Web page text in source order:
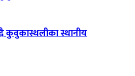
कुवुकास्थलीका स्थानीय